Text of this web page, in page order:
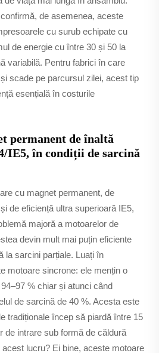
de asemenea, aceste
cu surub echipate cu
de energie cu între 30 și 50 la
variabilă. Pentru fabrici în care
scade pe parcursul zilei, acest tip
esențială în costurile
permanent de înaltă
IE5, în condiții de sarcină
cu magnet permanent, de
de eficiență ultra superioară IE5,
majoră a motoarelor de
devin mult mai puțin eficiente
la sarcini parțiale. Luați în
motoare sincrone: ele mențin o
% chiar și atunci când
de sarcină de 40 %. Acesta este
tradiționale încep să piardă între 15
de intrare sub formă de căldură
lucru? Ei bine, aceste motoare